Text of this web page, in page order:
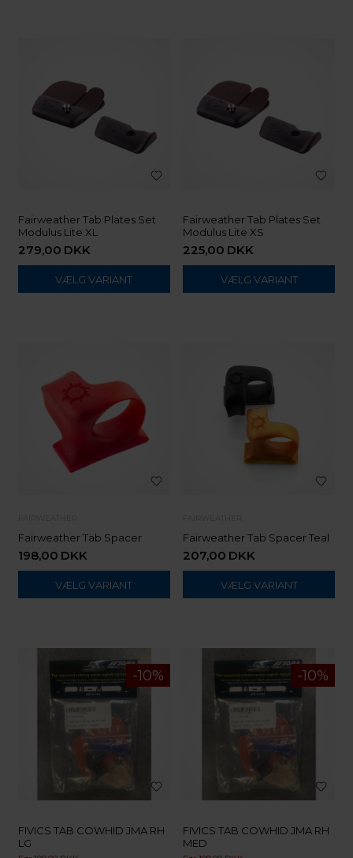
Fairweather Tab Plates Set
Modulus Lite XL
279,00 DKK
VÆLG VARIANT
Fairweather Tab Plates Set
Modulus Lite XS
225,00 DKK
VÆLG VARIANT
Fairweather Tab Spacer
198,00 DKK
VÆLG VARIANT
Fairweather Tab Spacer Teal
207,00 DKK
VÆLG VARIANT
FIVICS TAB COWHID JMA RH
LG
FIVICS TAB COWHID JMA RH
MED